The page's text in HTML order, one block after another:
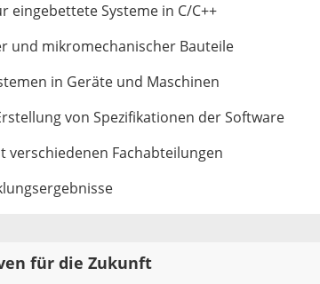
eingebettete Systeme in C/C++
und mikromechanischer Bauteile
in Geräte und Maschinen
von Spezifikationen der Software
verschiedenen Fachabteilungen
für die Zukunft